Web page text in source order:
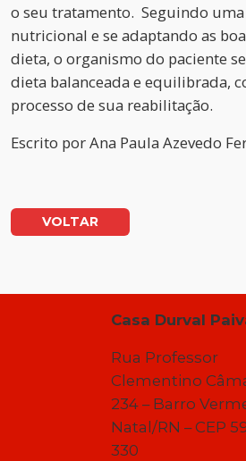
o seu tratamento. Seguindo
nutricional e se adaptando as
dieta, o organismo do paciente
dieta balanceada e equilibrada,
processo de sua reabilitação.
Escrito porAna Paula Azevedo
VOLTAR
Casa Durval
Rua Professor
Clementino
234 – Barro
Natal/RN – CEP
330